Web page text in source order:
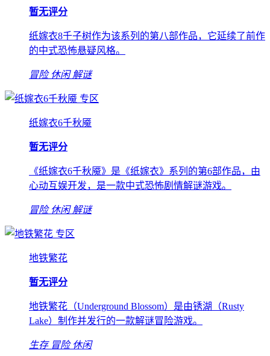
暂无评分
纸嫁衣8千子树作为该系列的第八部作品，它延续了前作
的中式恐怖悬疑风格。
冒险 休闲 解谜
专区
纸嫁衣6千秋魇
暂无评分
《纸嫁衣6千秋魇》是《纸嫁衣》系列的第6部作品，由
心动互娱开发，是一款中式恐怖剧情解谜游戏。
冒险 休闲 解谜
专区
地铁繁花
暂无评分
地铁繁花（Underground Blossom）是由锈湖（Rusty
Lake）制作并发行的一款解谜冒险游戏。
生存 冒险 休闲